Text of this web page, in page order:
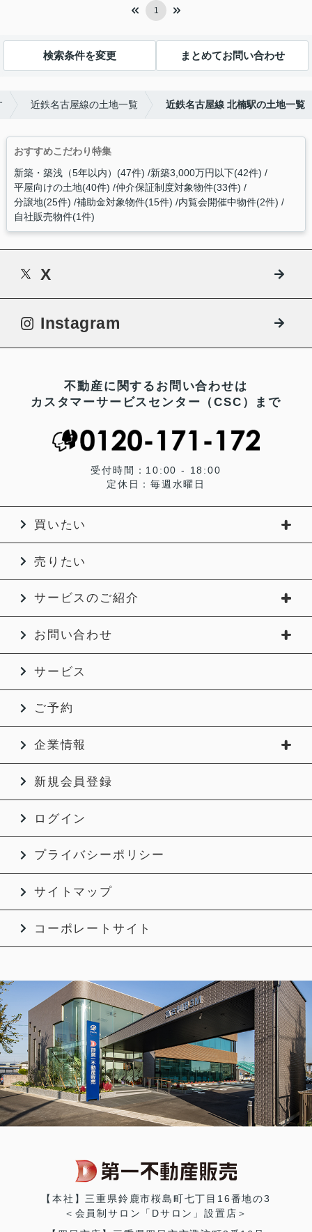
1
検索条件を変更 まとめてお問い合わせ
近鉄名古屋線の土地一覧 近鉄名古屋線 北楠駅の土地一覧
おすすめこだわり特集
新築・築浅（5年以内）(47件) 新築3,000万円以下(42件)
平屋向けの土地(40件) 仲介保証制度対象物件(33件)
分譲地(25件) 補助金対象物件(15件) 内覧会開催中物件(2件)
自社販売物件(1件)
X
Instagram
不動産に関するお問い合わせは
カスタマーサービスセンター（CSC）まで
受付時間：10:00 - 18:00
定休日：毎週水曜日
買いたい
売りたい
サービスのご紹介
お問い合わせ
サービス
ご予約
企業情報
新規会員登録
ログイン
プライバシーポリシー
サイトマップ
コーポレートサイト
【本社】三重県鈴鹿市桜島町七丁目16番地の3
＜会員制サロン「Dサロン」設置店＞